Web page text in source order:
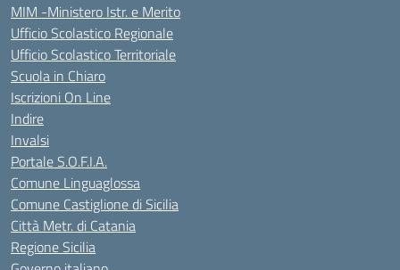
MIM -Ministero Istr. e Merito
Ufficio Scolastico Regionale
Ufficio Scolastico Territoriale
Scuola in Chiaro
Iscrizioni On Line
Indire
Invalsi
Portale S.O.F.I.A.
Comune Linguaglossa
Comune Castiglione di Sicilia
Città Metr. di Catania
Regione Sicilia